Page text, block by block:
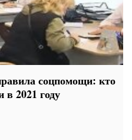
соцпомощи: кто
в 2021 году